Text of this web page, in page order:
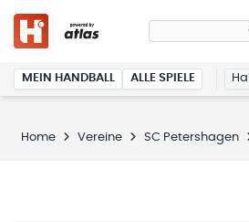
MEIN HANDBALL ALLE SPIELE
Home Vereine SC Petershagen